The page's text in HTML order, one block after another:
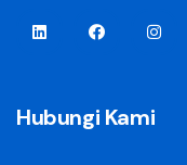
Hubungi Kami